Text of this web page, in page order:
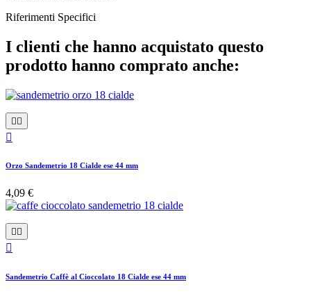
Riferimenti Specifici
I clienti che hanno acquistato questo
prodotto hanno comprato anche:


Orzo Sandemetrio 18 Cialde ese 44 mm
4,09 €
 

Sandemetrio Caffè al Cioccolato 18 Cialde ese 44 mm